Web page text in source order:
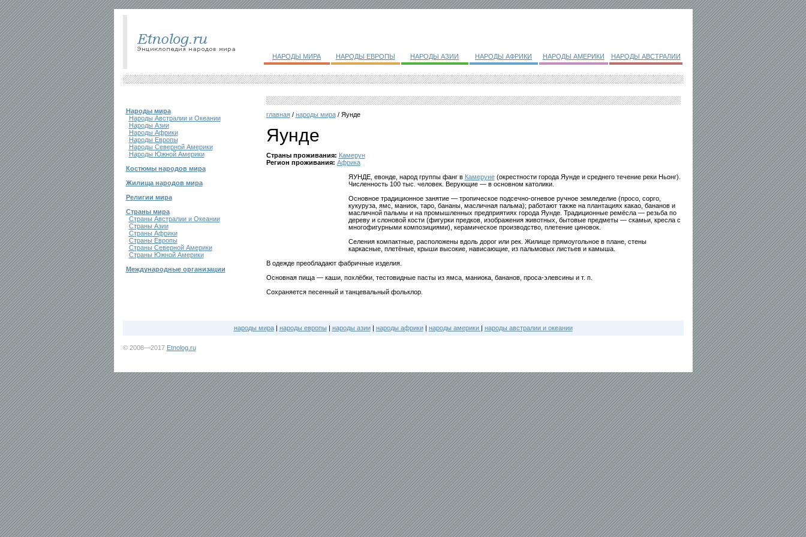
НАРОДЫ МИРА НАРОДЫ ЕВРОПЫ НАРОДЫ АЗИИ НАРОДЫ АФРИКИ НАРОДЫ АМЕРИКИ НАРОДЫ АВСТРАЛИИ
Народы мира
Народы Австралии и Океании
Народы Азии
Народы Африки
Народы Европы
Народы Северной Америки
Народы Южной Америки
Костюмы народов мира
Жилища народов мира
Религии мира
Страны мира
Страны Австралии и Океании
Страны Азии
Страны Африки
Страны Европы
Страны Северной Америки
Страны Южной Америки
Международные организации
главная/ народы мира/ Яунде
Яунде
Страны проживания: Камерун
Регион проживания: Африка
ЯУНДЕ, евонде, народ группы фанг в Камеруне(окрестности города Яунде и среднего течение реки Ньонг).
Численность 100 тыс. человек. Верующие — в основном католики.
Основное традиционное занятие — тропическое подсечно-огневое ручное земледелие (просо, сорго,
кукуруза, ямс, маниок, таро, бананы, масличная пальма); работают также на плантациях какао, бананов и
масличной пальмы и на промышленных предприятиях города Яунде. Традиционные ремёсла — резьба по
дереву и слоновой кости (фигурки предков, изображения животных, бытовые предметы — скамьи, кресла с
многофигурными композициями), керамическое производство, плетение циновок.
Селения компактные, расположены вдоль дорог или рек. Жилище прямоугольное в плане, стены
каркасные, плетёные, крыши высокие, нависающие, из пальмовых листьев и камыша.
В одежде преобладают фабричные изделия.
Основная пища — каши, похлёбки, тестовидные пасты из ямса, маниока, бананов, проса-элевсины и т. п.
Сохраняется песенный и танцевальный фольклор.
народы мира| народы европы | народы азии| народы африки| народы америки | народы австралии и океании
© 2008—2017 Etnolog.ru